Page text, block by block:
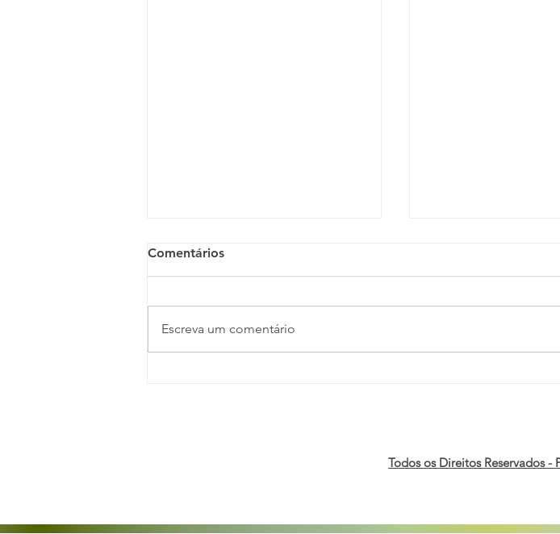
Comentários
Escreva um comentário
Todos os Direitos Reservados -